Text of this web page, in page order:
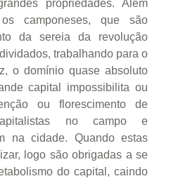
propriedades. Além
camponeses, que são
da sereia da revolução
trabalhando para o
o domínio quase absoluto
capital impossibilita ou
ou florescimento de
no campo e
na cidade. Quando estas
logo são obrigadas a se
do capital, caindo